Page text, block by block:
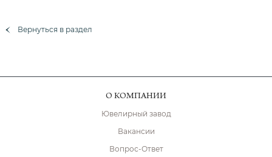
Вернуться в раздел
О КОМПАНИИ
Ювелирный завод
Вакансии
Вопрос-Ответ